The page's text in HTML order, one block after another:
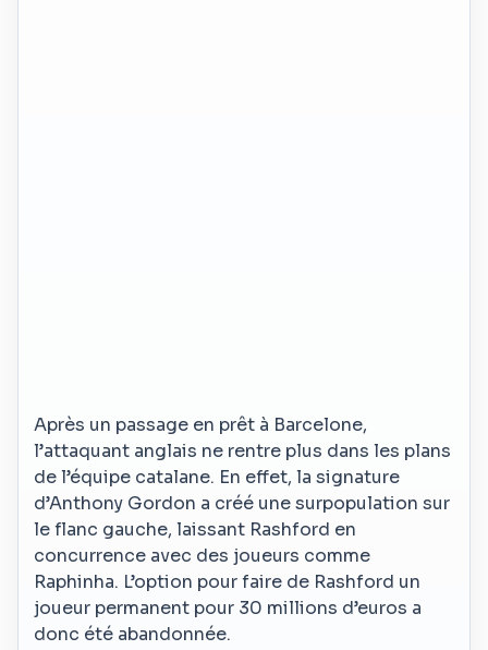
Après un passage en prêt à Barcelone,
l’attaquant anglais ne rentre plus dans les plans
de l’équipe catalane. En effet, la signature
d’Anthony Gordon a créé une surpopulation sur
le flanc gauche, laissant Rashford en
concurrence avec des joueurs comme
Raphinha. L’option pour faire de Rashford un
joueur permanent pour 30 millions d’euros a
donc été abandonnée.